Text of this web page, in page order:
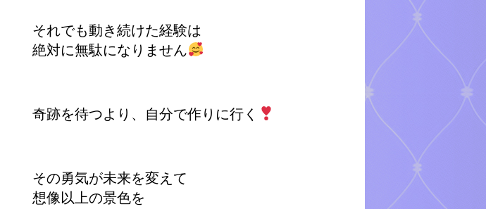
それでも動き続けた経験は
絶対に無駄になりません
奇跡を待つより、自分で作りに行く
その勇気が未来を変えて
想像以上の景色を